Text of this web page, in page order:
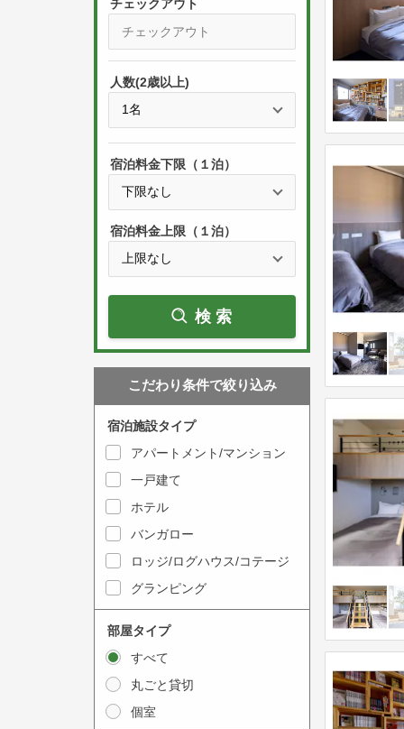
r
s
s
e
w
a
r
w
e
t
o
t
e
a
c
t
w
i
P
r
s
t
e
w
a
r
w
k
t
o
n
t
e
r
a
c
人数(2歳以上)
宿泊料金下限（１泊）
宿泊料金上限（１泊）
検索
こだわり条件で絞り込み
宿泊施設タイプ
アパートメント/マンション
一戸建て
ホテル
バンガロー
ロッジ/ログハウス/コテージ
グランピング
部屋タイプ
すべて
丸ごと貸切
個室